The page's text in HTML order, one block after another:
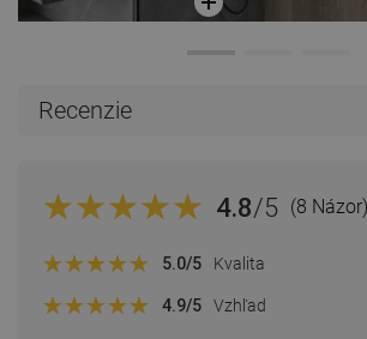
Recenzie
4.8/5 (8 Názor)
5.0/5 Kvalita
4.9/5 Vzhľad